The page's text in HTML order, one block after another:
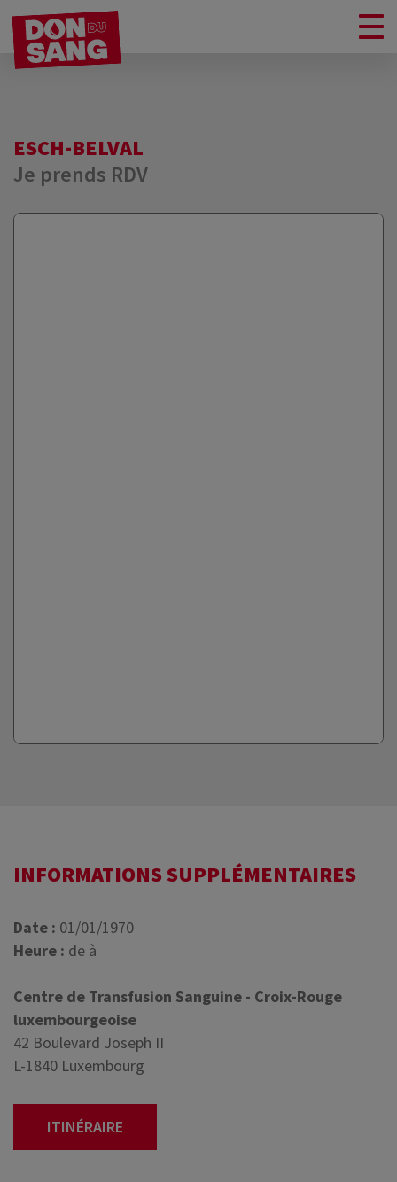
ESCH-BELVAL
Je prends RDV
INFORMATIONS SUPPLÉMENTAIRES
Date : 01/01/1970
Heure : de à
Centre de Transfusion Sanguine - Croix-Rouge
luxembourgeoise
42 Boulevard Joseph II
L-1840 Luxembourg
ITINÉRAIRE